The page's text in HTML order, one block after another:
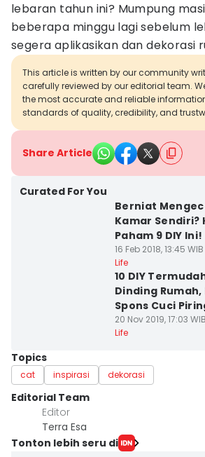
lebaran tahun ini? Mumpung
beberapa minggu lagi sebelum
segera aplikasikan dan dekorasi
This article is written by our community
carefully reviewed by our editorial team.
the most accurate and reliable
standards of quality, credibility, and
Share Article
Curated For You
Berniat
Kamar Sendiri?
Paham 9 DIY Ini!
16 Feb 2018, 13:45 WIB
Life
10 DIY
Dinding Rumah,
Spons Cuci
20 Nov 2019, 17:03 WIB
Life
Topics
cat inspirasi dekorasi
Editorial Team
Editor
Terra Esa
Tonton lebih seru di